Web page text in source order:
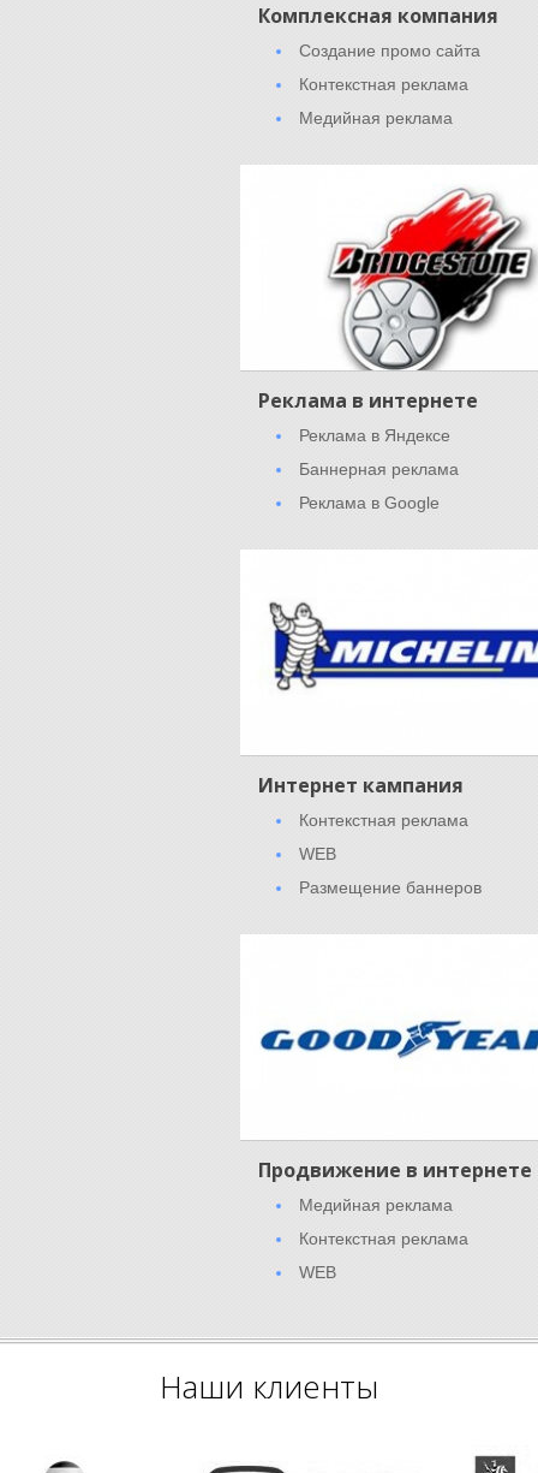
Комплексная компания
Создание промо сайта
Контекстная реклама
Медийная реклама
Реклама в интернете
Реклама в Яндексе
Баннерная реклама
Реклама в Google
Интернет кампания
Контекстная реклама
WEB
Размещение баннеров
Продвижение в интернете
Медийная реклама
Контекстная реклама
WEB
Наши клиенты